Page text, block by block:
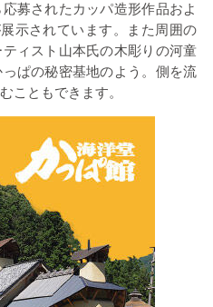
募されたカッパ造形作品およ
示されています。また周囲の
ィスト山本氏の木彫りの河童
ぱの秘密基地のよう。側を流
こともできます。